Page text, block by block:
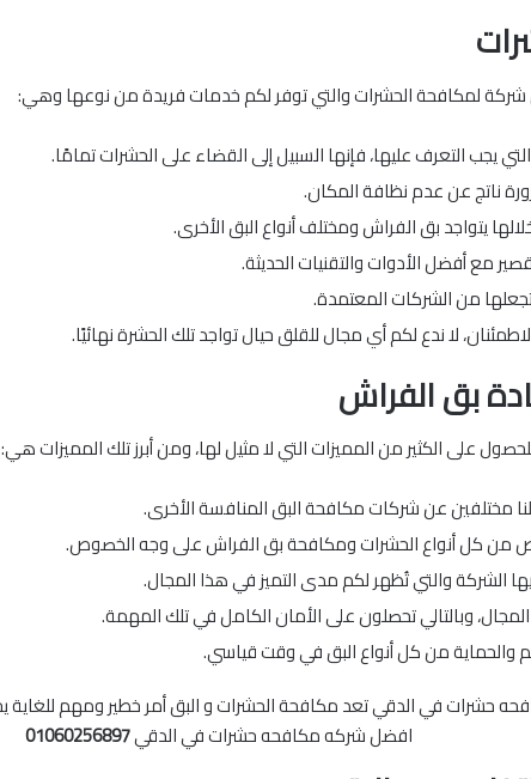
لمكافحة الحشرات والتي توفر لكم خدمات فريدة من نوعها وهي:
يجب التعرف عليها، فإنها السبيل إلى القضاء على الحشرات تمامًا.
ناتج عن عدم نظافة المكان.
يتواجد بق الفراش ومختلف أنواع البق الأخرى.
مع أفضل الأدوات والتقنيات الحديثة.
من الشركات المعتمدة.
لا ندع لكم أي مجال للقلق حيال تواجد تلك الحشرة نهائيًا.
بق الفراش
على الكثير من المميزات التي لا مثيل لها، ومن أبرز تلك المميزات هي:
مختلفين عن شركات مكافحة البق المنافسة الأخرى.
من كل أنواع الحشرات ومكافحة بق الفراش على وجه الخصوص.
الشركة والتي تُظهر لكم مدى التميز في هذا المجال.
وبالتالي تحصلون على الأمان الكامل في تلك المهمة.
والحماية من كل أنواع البق في وقت قياسي.
افضل شركه مكافحه حشرات في الدقي01060256897